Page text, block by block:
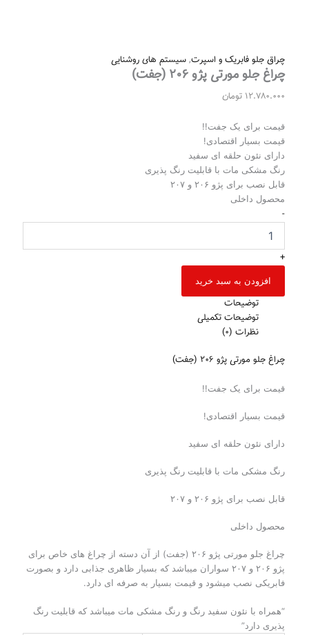
چراق جلو فابریک و اسپرت, سیستم های روشنایی
چراغ جلو مورتی پژو ۲۰۶ (جفت)
12.780.000 تومان
قیمت برای یک جفت!!
قیمت بسیار اقتصادی!
دارای نئون حلقه ای سفید
رنگ مشکی مات با قابلیت رنگ پذیری
قابل نصب برای پژو ۲۰۶ و ۲۰۷
محصول داخلی
-
+
افزودن به سبد خرید
توضیحات
توضیحات تکمیلی
نظرات (0)
چراغ جلو مورتی پژو ۲۰۶ (جفت)
قیمت برای یک جفت!!
قیمت بسیار اقتصادی!
دارای نئون حلقه ای سفید
رنگ مشکی مات با قابلیت رنگ پذیری
قابل نصب برای پژو ۲۰۶ و ۲۰۷
محصول داخلی
چراغ جلو مورتی پژو ۲۰۶ (جفت) از آن دسته از چراغ های خاص برای
پژو ۲۰۶ و ۲۰۷ سواران میباشد که بسیار ظاهری جذابی دارد و بصورت
فابریکی نصب میشود و قیمت بسیار به صرفه ای دارد.
“همراه با نئون سفید رنگ و رنگ مشکی مات میباشد که قابلیت رنگ
پذیری دارد”